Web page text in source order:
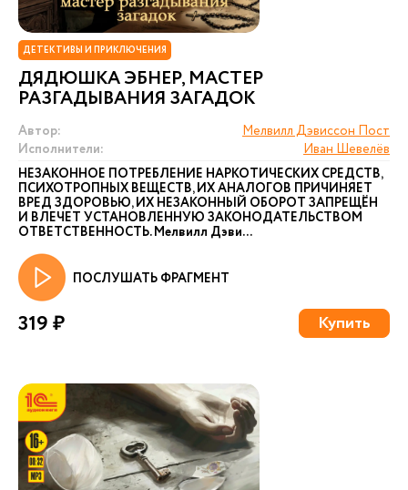
ДЕТЕКТИВЫ И ПРИКЛЮЧЕНИЯ
ДЯДЮШКА ЭБНЕР, МАСТЕР
РАЗГАДЫВАНИЯ ЗАГАДОК
Автор:
Мелвилл Дэвиссон Пост
Исполнители:
Иван Шевелёв
НЕЗАКОННОЕ ПОТРЕБЛЕНИЕ НАРКОТИЧЕСКИХ СРЕДСТВ,
ПСИХОТРОПНЫХ ВЕЩЕСТВ, ИХ АНАЛОГОВ ПРИЧИНЯЕТ
ВРЕД ЗДОРОВЬЮ, ИХ НЕЗАКОННЫЙ ОБОРОТ ЗАПРЕЩЁН
И ВЛЕЧЕТ УСТАНОВЛЕННУЮ ЗАКОНОДАТЕЛЬСТВОМ
ОТВЕТСТВЕННОСТЬ. Мелвилл Дэви...
ПОСЛУШАТЬ ФРАГМЕНТ
319 ₽ Купить